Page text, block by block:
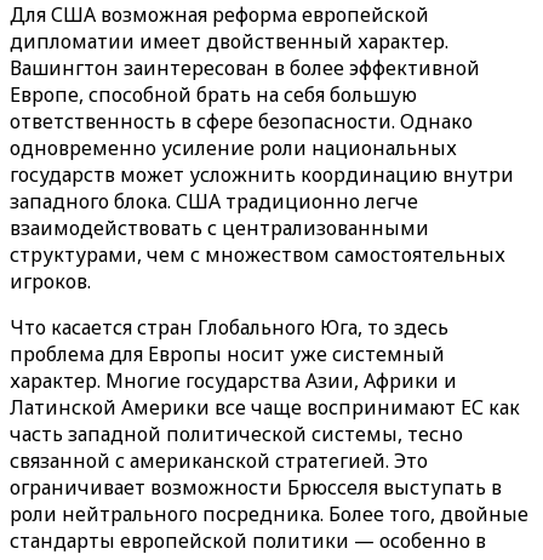
Для США возможная реформа европейской
дипломатии имеет двойственный характер.
Вашингтон заинтересован в более эффективной
Европе, способной брать на себя большую
ответственность в сфере безопасности. Однако
одновременно усиление роли национальных
государств может усложнить координацию внутри
западного блока. США традиционно легче
взаимодействовать с централизованными
структурами, чем с множеством самостоятельных
игроков.
Что касается стран Глобального Юга, то здесь
проблема для Европы носит уже системный
характер. Многие государства Азии, Африки и
Латинской Америки все чаще воспринимают ЕС как
часть западной политической системы, тесно
связанной с американской стратегией. Это
ограничивает возможности Брюсселя выступать в
роли нейтрального посредника. Более того, двойные
стандарты европейской политики — особенно в